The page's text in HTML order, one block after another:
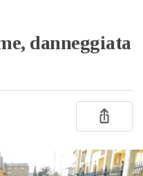
danneggiata